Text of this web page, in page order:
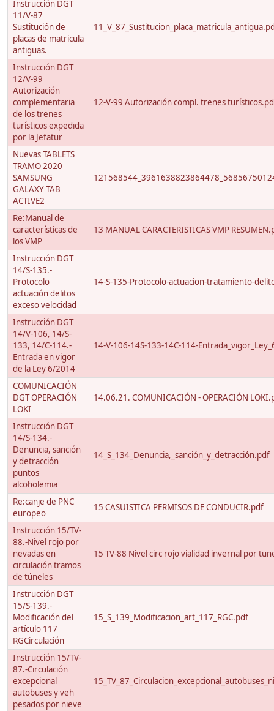
Instrucción DGT
11/V-87
Sustitución de
placas de matricula
antiguas.
Instrucción DGT
12/V-99
Autorización
complementaria
de los trenes
turísticos expedida
por la Jefatur
12-V-99 Autorización compl. trenes
Nuevas TABLETS
TRAMO 2020
SAMSUNG
GALAXY TAB
ACTIVE2
Re:Manual de
características de
los VMP
13 MANUAL CARACTERISTICAS VMP
Instrucción DGT
14/S-135.-
Protocolo
actuación delitos
exceso velocidad
14-S-135-Protocolo-actuacion-tratamiento-
Instrucción DGT
14/V-106, 14/S-
133, 14/C-114.-
Entrada en vigor
de la Ley 6/2014
14-V-106-14S-133-14C-114-
COMUNICACIÓN
DGT OPERACIÓN
LOKI
14.06.21. COMUNICACIÓN - OPERACIÓN
Instrucción DGT
14/S-134.-
Denuncia, sanción
y detracción
puntos
alcoholemia
14_S_134_Denuncia,_sanción_y_detracción.pdf
Re:canje de PNC
europeo
15 CASUISTICA PERMISOS DE CONDUCIR.pdf
Instrucción 15/TV-
88.-Nivel rojo por
nevadas en
circulación tramos
de túneles
15 TV-88 Nivel circ rojo vialidad invernal por
Instrucción DGT
15/S-139.-
Modificación del
artículo 117
RGCirculación
15_S_139_Modificacion_art_117_RGC.pdf
Instrucción 15/TV-
87.-Circulación
excepcional
autobuses y veh
pesados por nieve